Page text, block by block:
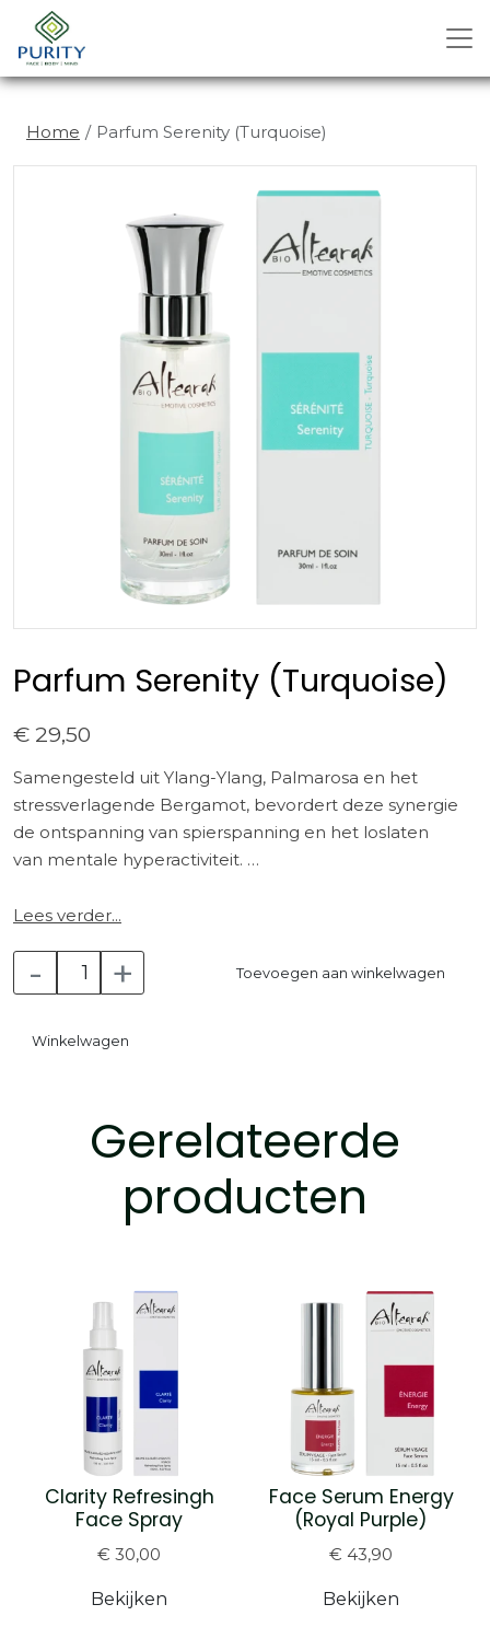
Home Parfum Serenity (Turquoise)
Parfum Serenity (Turquoise)
€ 29,50
Samengesteld uit Ylang-Ylang, Palmarosa en het
stressverlagende Bergamot, bevordert deze synergie
de ontspanning van spierspanning en het loslaten
van mentale hyperactiviteit.
Turkoois brengt ons naar onze eigen vredige plek,
Lees verder...
- + Toevoegen aan winkelwagen
Winkelwagen
Gerelateerde
producten
Clarity Refresingh
Face Spray
€ 30,00
Bekijken
Face Serum Energy
(Royal Purple)
€ 43,90
Bekijken